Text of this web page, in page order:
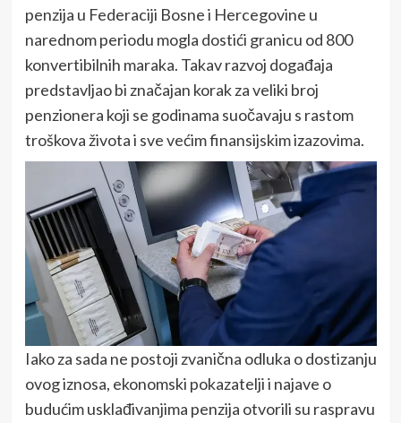
penzija u Federaciji Bosne i Hercegovine u
narednom periodu mogla dostići granicu od 800
konvertibilnih maraka. Takav razvoj događaja
predstavljao bi značajan korak za veliki broj
penzionera koji se godinama suočavaju s rastom
troškova života i sve većim finansijskim izazovima.
Iako za sada ne postoji zvanična odluka o dostizanju
ovog iznosa, ekonomski pokazatelji i najave o
budućim usklađivanjima penzija otvorili su raspravu